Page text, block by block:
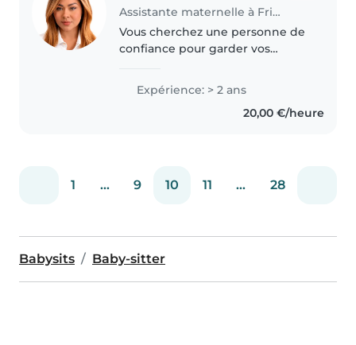
Assistante maternelle à Frisange
Vous cherchez une personne de
confiance pour garder vos
auprès des bébés et des jeunes
enfants, je propose un service
responsable et attentionné...
Expérience: > 2 ans
20,00 €/heure
1 ... 9 10 11 ... 28
Babysits Baby-sitter